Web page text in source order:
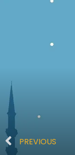
PREVIOUS